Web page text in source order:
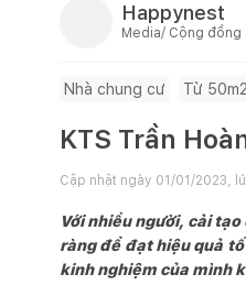
Happynest
Media/ Cộng đồng
Nhà chung cư Từ
KTS Trần
Cập nhật ngày 01/01/2023,
Với nhiều người, cải
ràng để đạt hiệu quả
kinh nghiệm của mình